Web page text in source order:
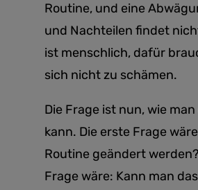
Routine, und eine
und Nachteilen findet
ist menschlich, dafür
sich nicht zu schämen.
Die Frage ist nun, wie
kann. Die erste Frage
Routine geändert
Frage wäre: Kann man das